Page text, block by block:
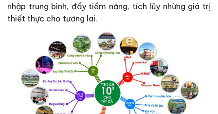
nhập trung bình, đầy tiềm năng, tích lũy những giá trị
thiết thực cho tương lai.